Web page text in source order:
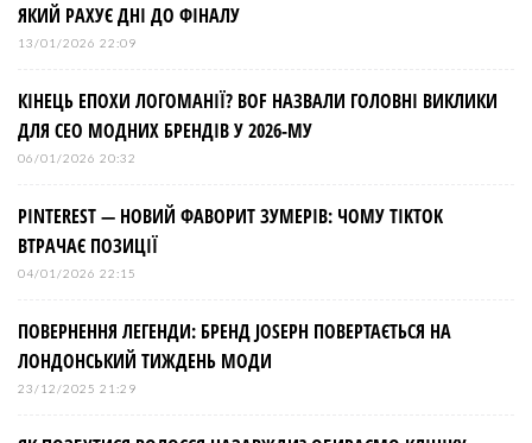
ЯКИЙ РАХУЄ ДНІ ДО ФІНАЛУ
13/01/2026 22:09
КІНЕЦЬ ЕПОХИ ЛОГОМАНІЇ? BOF НАЗВАЛИ ГОЛОВНІ ВИКЛИКИ
ДЛЯ СЕО МОДНИХ БРЕНДІВ У 2026-МУ
06/01/2026 20:32
PINTEREST — НОВИЙ ФАВОРИТ ЗУМЕРІВ: ЧОМУ TIKTOK
ВТРАЧАЄ ПОЗИЦІЇ
04/01/2026 22:15
ПОВЕРНЕННЯ ЛЕГЕНДИ: БРЕНД JOSEPH ПОВЕРТАЄТЬСЯ НА
ЛОНДОНСЬКИЙ ТИЖДЕНЬ МОДИ
23/12/2025 21:29